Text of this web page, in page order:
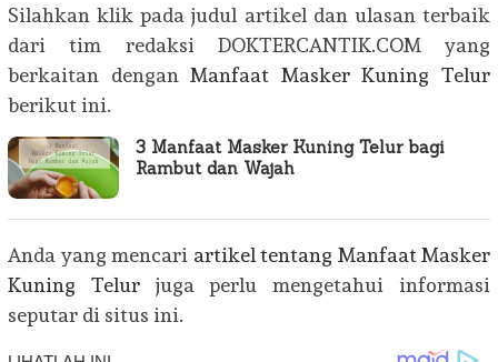
Silahkan klik pada judul artikel dan ulasan terbaik
dari tim redaksi DOKTERCANTIK.COM yang
berkaitan denganManfaat Masker Kuning Telur
berikut ini.
3 Manfaat Masker Kuning Telur bagi
Rambut dan Wajah
Anda yang mencari artikel tentang Manfaat Masker
Kuning Telurjuga perlu mengetahui informasi
seputar di situs ini.